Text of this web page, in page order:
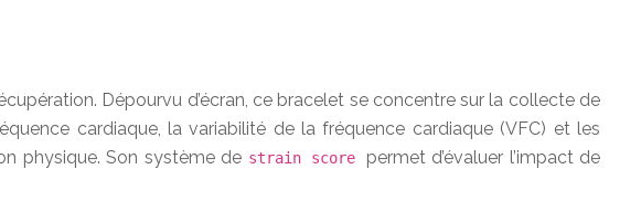
Dépourvu d’écran, ce bracelet se concentre sur la collecte de
cardiaque, la variabilité de la fréquence cardiaque (VFC) et les
physique. Son système de strain score permet d’évaluer l’impact de